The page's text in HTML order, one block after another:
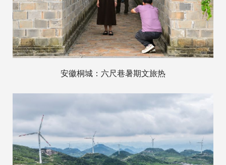
安徽桐城：六尺巷暑期文旅热